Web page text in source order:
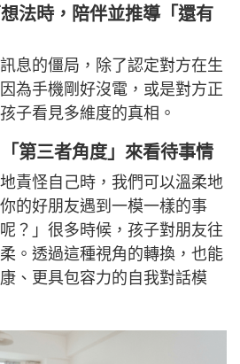
法時，陪伴並推導「還有
息的僵局，除了認定對方在生
為手機剛好沒電，或是對方正
子看見多維度的真相。
第三者角度」來看待事情
責怪自己時，我們可以溫柔地
的好朋友遇到一模一樣的事
？」很多時候，孩子對朋友往
。透過這種視角的轉換，也能
、更具包容力的自我對話模